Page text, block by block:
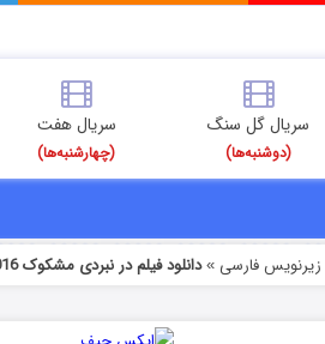
سریال گل سنگ
(دوشنبه‌ها)
سریال هفت
(چهارشنبه‌ها)
زیرنویس فارسی »دانلود فیلم در نبردی مشکوک In Dubious Battle 2016